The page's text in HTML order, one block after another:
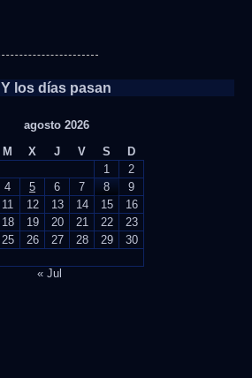
Y los días pasan
agosto 2026
M X J V S
D
1
2
4 5 6 7 8
9
11 12 13 14 15
16
18 19 20 21 22
23
25 26 27 28 29
30
« Jul